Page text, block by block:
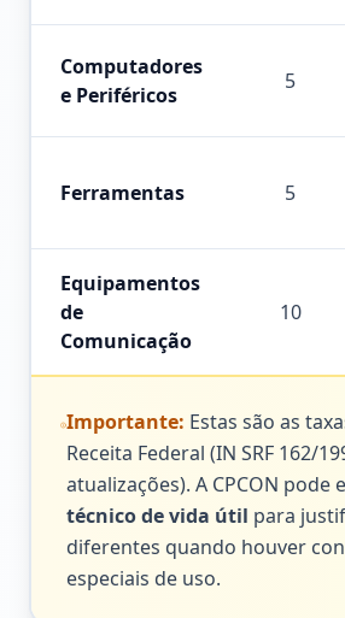
Computadores
e Periféricos
5
Ferramentas 5
Equipamentos
de
Comunicação
10
Importante: Estas são as
Receita Federal (IN SRF 162/
atualizações). A CPCON pode
técnico de vida útil para
diferentes quando houver
especiais de uso.